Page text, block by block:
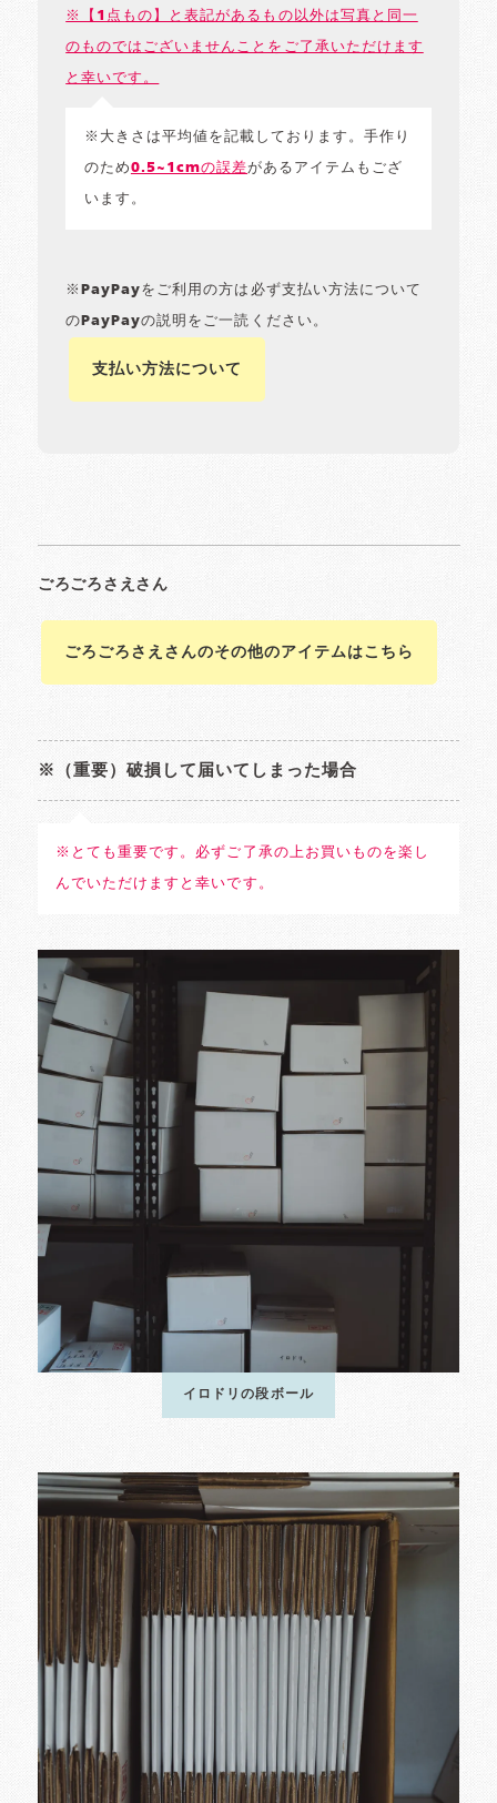
※【1点もの】と表記があるもの以外は写真と同一
のものではございませんことをご了承いただけます
と幸いです。
※大きさは平均値を記載しております。手作り
のため0.5~1cmの誤差があるアイテムもござ
います。
※PayPayをご利用の方は必ず支払い方法について
のPayPayの説明をご一読ください。
支払い方法について
ごろごろさえさんのその他のアイテムはこちら
※（重要）破損して届いてしまった場合
※とても重要です。必ずご了承の上お買いものを楽し
んでいただけますと幸いです。
イロドリの段ボール